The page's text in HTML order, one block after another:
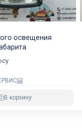
на
освещения
В корзину